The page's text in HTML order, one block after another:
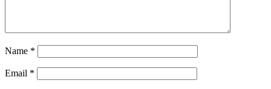
Name *
Email *